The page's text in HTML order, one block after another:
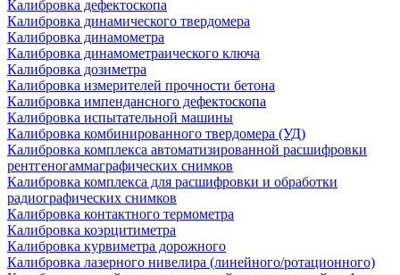
Калибровка дефектоскопа
Калибровка динамического твердомера
Калибровка динамометра
Калибровка динамометраического ключа
Калибровка дозиметра
Калибровка измерителей прочности бетона
Калибровка импендансного дефектоскопа
Калибровка испытательной машины
Калибровка комбинированного твердомера (УД)
Калибровка комплекса автоматизированной расшифровки
рентгеногаммаграфических снимков
Калибровка комплекса для расшифровки и обработки
радиографических снимков
Калибровка контактного термометра
Калибровка коэрцитиметра
Калибровка курвиметра дорожного
Калибровка лазерного нивелира (линейного/ротационного)